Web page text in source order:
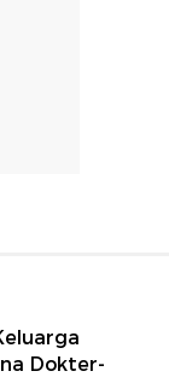
Dokter-